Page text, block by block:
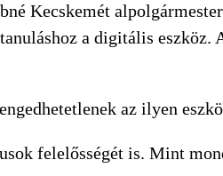
Kecskemét
a digitális
az ilyen
felelősségét is. Mint